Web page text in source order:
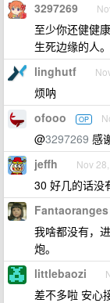
3297269
至少你还健健
生死边缘的人
linghutf
烦呐
ofooo OP
@3297269 感
jeffh Nov
30 好几的话没
Fantaoranges
我啥都没有，
炮。
littlebaozi
差不多啦 安心